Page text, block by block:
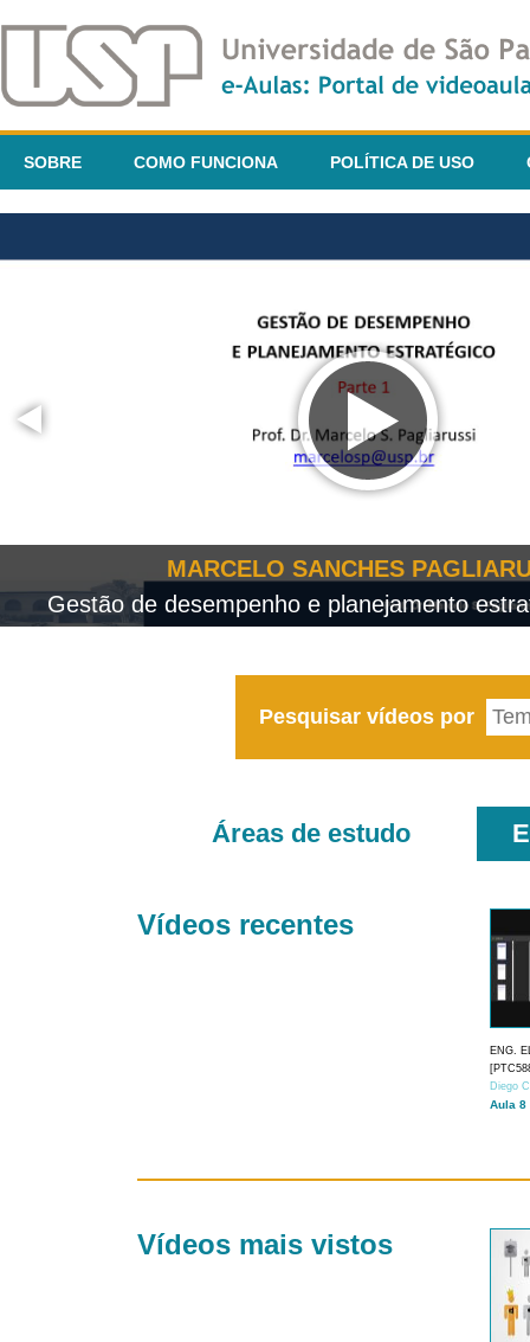
SOBRE COMO FUNCIONA POLÍTICA DE USO
MARCELO SANCHES
Gestão de desempenho e planejamento
Pesquisar vídeos por
Áreas de estudo
Vídeos recentes
ENG.
Diego
Aula 8
Vídeos mais vistos